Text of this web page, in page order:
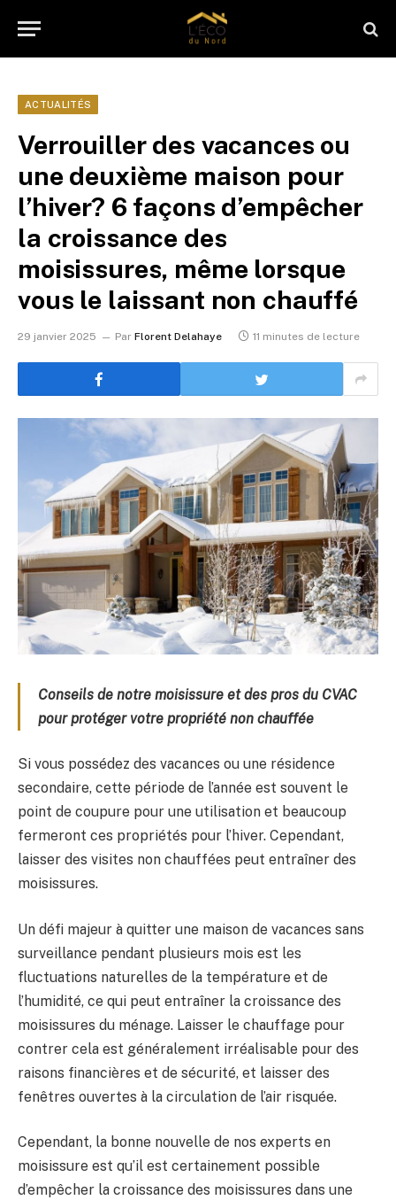
ACTUALITÉS
Verrouiller des vacances ou
une deuxième maison pour
l’hiver? 6 façons d’empêcher
la croissance des
moisissures, même lorsque
vous le laissant non chauffé
29 janvier 2025 Par Florent Delahaye 11 minutes de lecture
Conseils de notre moisissure et des pros du CVAC
pour protéger votre propriété non chauffée
Si vous possédez des vacances ou une résidence
secondaire, cette période de l’année est souvent le
point de coupure pour une utilisation et beaucoup
fermeront ces propriétés pour l’hiver. Cependant,
laisser des visites non chauffées peut entraîner des
moisissures.
Un défi majeur à quitter une maison de vacances sans
surveillance pendant plusieurs mois est les
fluctuations naturelles de la température et de
l’humidité, ce qui peut entraîner la croissance des
moisissures du ménage. Laisser le chauffage pour
contrer cela est généralement irréalisable pour des
raisons financières et de sécurité, et laisser des
fenêtres ouvertes à la circulation de l’air risquée.
Cependant, la bonne nouvelle de nos experts en
moisissure est qu’il est certainement possible
d’empêcher la croissance des moisissures dans une